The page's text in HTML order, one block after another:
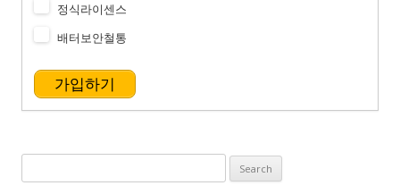
정식라이센스
배터보안철통
가입하기
for: